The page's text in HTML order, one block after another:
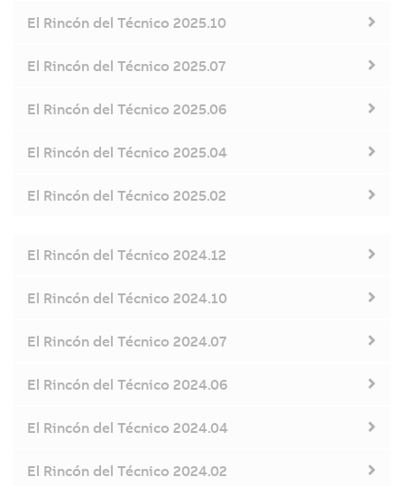
El Rincón del Técnico 2025.10
El Rincón del Técnico 2025.07
El Rincón del Técnico 2025.06
El Rincón del Técnico 2025.04
El Rincón del Técnico 2025.02
El Rincón del Técnico 2024.12
El Rincón del Técnico 2024.10
El Rincón del Técnico 2024.07
El Rincón del Técnico 2024.06
El Rincón del Técnico 2024.04
El Rincón del Técnico 2024.02